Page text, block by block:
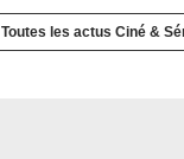
Toutes les actus Ciné &